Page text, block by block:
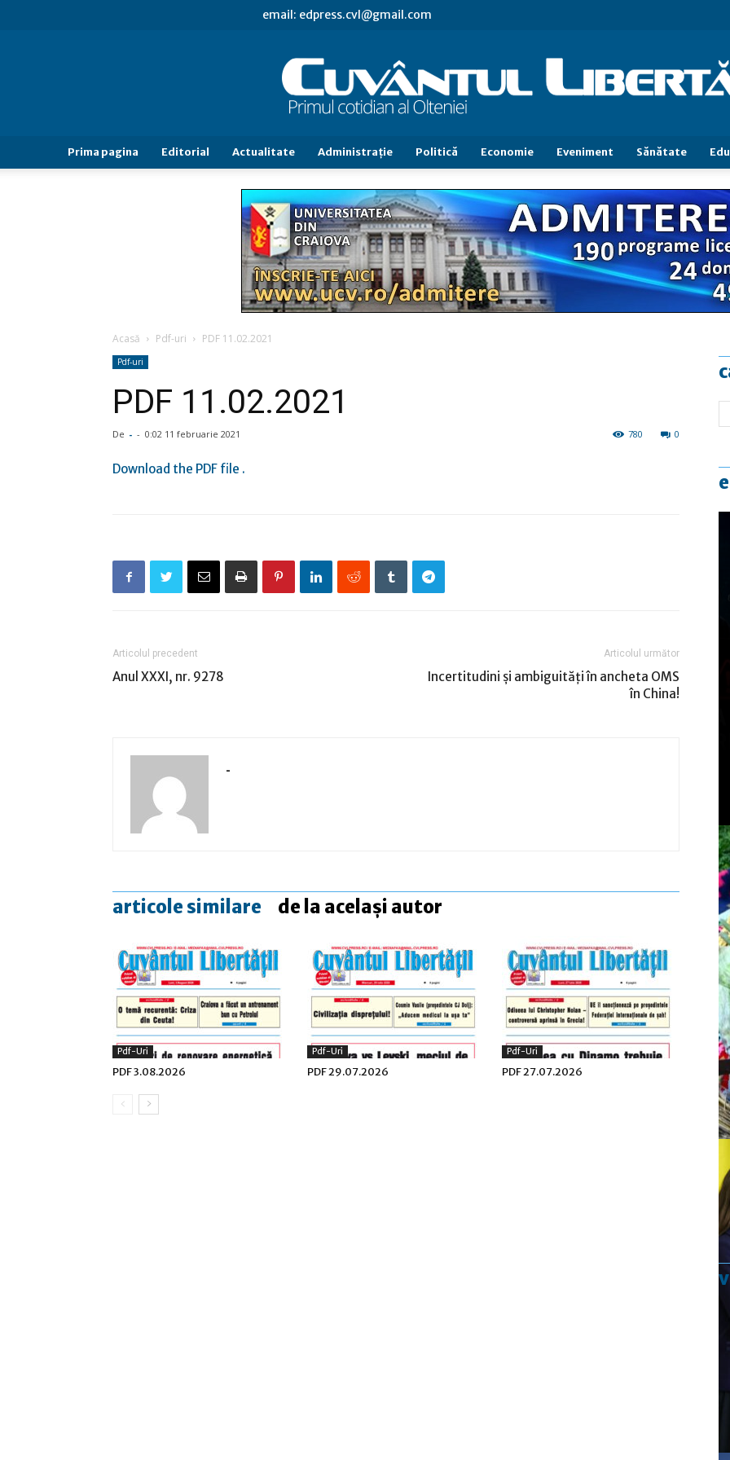
email: edpress.cvl@gmail.com
Cuvântul
Libertăţii
Prima pagina Editorial Actualitate Administraţie Politică Economie Eveniment Sănătate
Acasă Pdf-uri PDF 11.02.2021
Pdf-uri
PDF 11.02.2021
De - - 0:02 11 februarie 2021 0
780
Download the PDF file .
Articolul precedent
Anul XXXI, nr. 9278
Articolul următor
Incertitudini şi ambiguităţi în ancheta OMS
în China!
-
articole similare de la același autor
Pdf-Uri
PDF 3.08.2026
Pdf-Uri
PDF 29.07.2026
Pdf-Uri
PDF 27.07.2026